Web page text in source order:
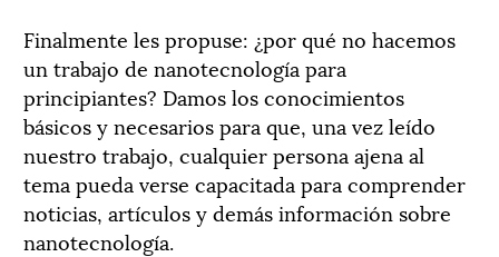
Finalmente les propuse: ¿por qué no hacemos
un trabajo de nanotecnología para
principiantes? Damos los conocimientos
básicos y necesarios para que, una vez leído
nuestro trabajo, cualquier persona ajena al
tema pueda verse capacitada para comprender
noticias, artículos y demás información sobre
nanotecnología.